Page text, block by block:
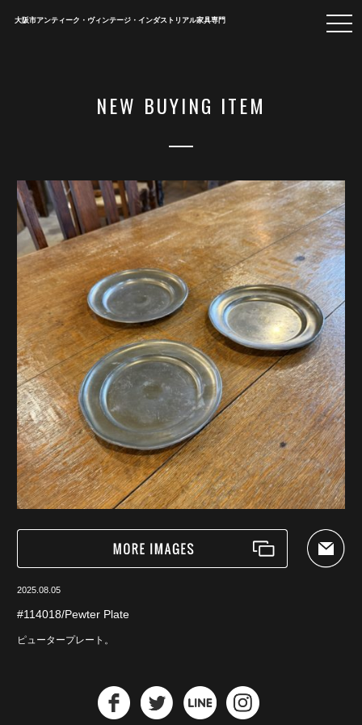
大阪市アンティーク・ヴィンテージ・インダストリアル家具専門
NEW BUYING ITEM
2025.08.05
#114018/Pewter Plate
ピュータープレート。